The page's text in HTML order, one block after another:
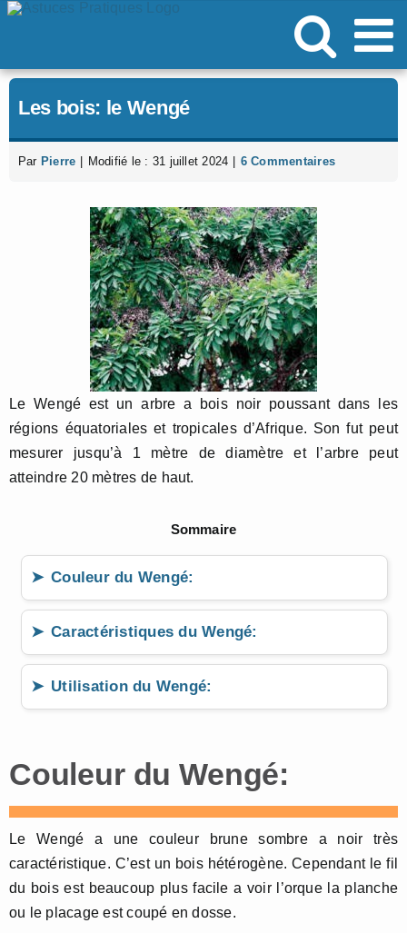
Passer
Les bois: le Wengé
Par Pierre Modifié le : 31 juillet 2024 6 Commentaires
Le Wengé est un arbre a bois noir poussant dans les
régions équatoriales et tropicales d’Afrique. Son fut peut
mesurer jusqu’à 1 mètre de diamètre et l’arbre peut
atteindre 20 mètres de haut.
Sommaire
Couleur du Wengé:
Caractéristiques du Wengé:
Utilisation du Wengé:
Couleur du Wengé:
Le Wengé a une couleur brune sombre a noir très
caractéristique. C’est un bois hétérogène. Cependant le fil
du bois est beaucoup plus facile a voir l’orque la planche
ou le placage est coupé en dosse.